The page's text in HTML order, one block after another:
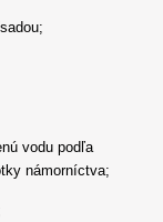
vodu podľa
námorníctva;